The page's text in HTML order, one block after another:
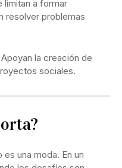
limitan a formar
resolver problemas
Apoyan la creación de
sociales.
una moda. En un